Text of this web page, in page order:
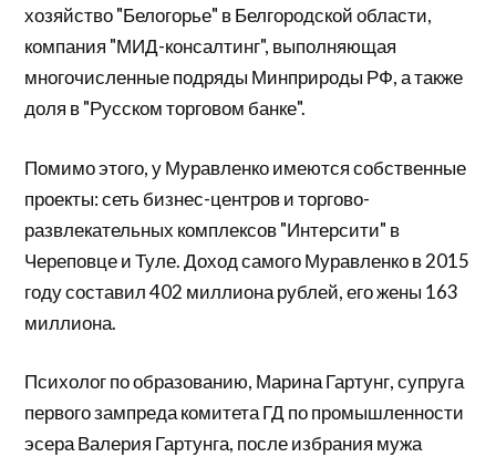
хозяйство "Белогорье" в Белгородской области,
компания "МИД-консалтинг", выполняющая
многочисленные подряды Минприроды РФ, а также
доля в "Русском торговом банке".
Помимо этого, у Муравленко имеются собственные
проекты: сеть бизнес-центров и торгово-
развлекательных комплексов "Интерсити" в
Череповце и Туле. Доход самого Муравленко в 2015
году составил 402 миллиона рублей, его жены 163
миллиона.
Психолог по образованию, Марина Гартунг, супруга
первого зампреда комитета ГД по промышленности
эсера Валерия Гартунга, после избрания мужа